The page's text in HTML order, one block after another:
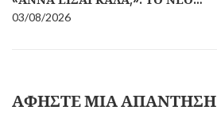
03/08/2026
ΑΦΉΣΤΕ ΜΙΑ ΑΠΆΝΤΗΣΗ